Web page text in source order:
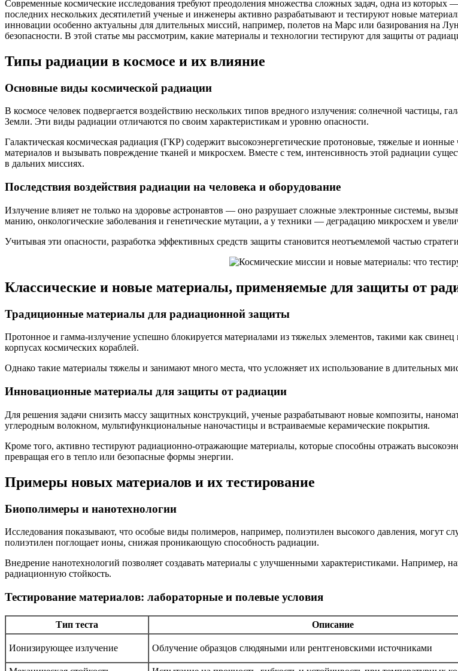
Современные космические исследования требуют преодоления множества сложных задач, одна из которых
последних нескольких десятилетий ученые и инженеры активно разрабатывают и тестируют новые
инновации особенно актуальны для длительных миссий, например, полетов на Марс или базирования на
безопасности. В этой статье мы рассмотрим, какие материалы и технологии тестируют для защиты от
Типы радиации в космосе и их влияние
Основные виды космической радиации
В космосе человек подвергается воздействию нескольких типов вредного излучения: солнечной частицы,
Земли. Эти виды радиации отличаются по своим характеристикам и уровню опасности.
Галактическая космическая радиация (ГКР) содержит высокоэнергетические протоновые, тяжелые и
материалов и вызывать повреждение тканей и микросхем. Вместе с тем, интенсивность этой радиации
в дальних миссиях.
Последствия воздействия радиации на человека и оборудование
Излучение влияет не только на здоровье астронавтов — оно разрушает сложные электронные системы,
манию, онкологические заболевания и генетические мутации, а у техники — деградацию микросхем и
Учитывая эти опасности, разработка эффективных средств защиты становится неотъемлемой частью
Классические и новые материалы, применяемые для защиты от
Традиционные материалы для радиационной защиты
Протонное и гамма-излучение успешно блокируется материалами из тяжелых элементов, такими как
корпусах космических кораблей.
Однако такие материалы тяжелы и занимают много места, что усложняет их использование в длительных
Инновационные материалы для защиты от радиации
Для решения задачи снизить массу защитных конструкций, ученые разрабатывают новые композиты,
углеродным волокном, мультифункциональные наночастицы и встраиваемые керамические покрытия.
Кроме того, активно тестируют радиационно-отражающие материалы, которые способны отражать
превращая его в тепло или безопасные формы энергии.
Примеры новых материалов и их тестирование
Биополимеры и нанотехнологии
Исследования показывают, что особые виды полимеров, например, полиэтилен высокого давления, могут
полиэтилен поглощает ионы, снижая проникающую способность радиации.
Внедрение нанотехнологий позволяет создавать материалы с улучшенными характеристиками.
радиационную стойкость.
Тестирование материалов: лабораторные и полевые условия
Тип теста Описание
Ионизирующее излучение Облучение образцов слюдяными или рентгеновскими источниками